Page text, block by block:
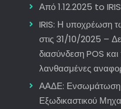
Από 1.12.2025 to
IRIS: Η υποχρέωση
στις 31/10/2025 –
διασύνδεση POS
λανθασμένες
ΑΑΔΕ: Ενσωμάτωση
Εξωδικαστικού